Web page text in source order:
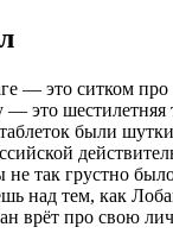
— это ситком про
это шестилетняя
были
так грустно
над тем, как
врёт про свою